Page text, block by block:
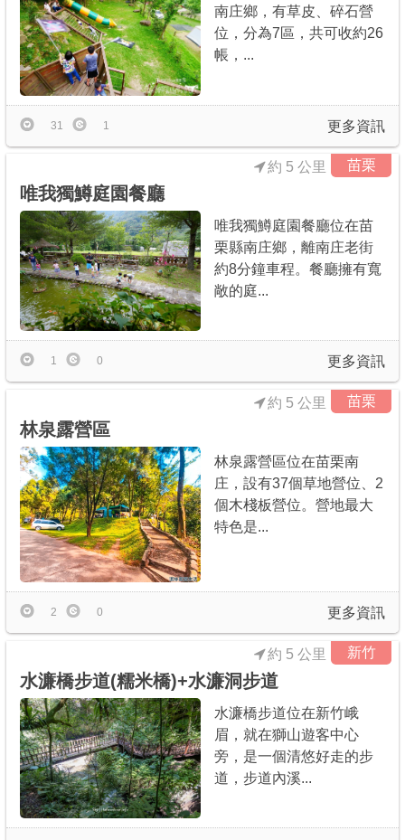
南庄鄉，有草皮、碎石營
位，分為7區，共可收約26
帳，...
更多資訊
31 1
苗栗
唯我獨鱒庭園餐廳
約 5 公里
唯我獨鱒庭園餐廳位在苗
栗縣南庄鄉，離南庄老街
約8分鐘車程。餐廳擁有寬
敞的庭...
更多資訊
1 0
苗栗
林泉露營區
約 5 公里
林泉露營區位在苗栗南
庄，設有37個草地營位、2
個木棧板營位。營地最大
特色是...
更多資訊
2 0
新竹
水濂橋步道(糯米橋)+水濂洞步道
約 5 公里
水濂橋步道位在新竹峨
眉，就在獅山遊客中心
旁，是一個清悠好走的步
道，步道內溪...